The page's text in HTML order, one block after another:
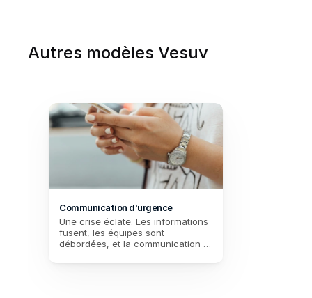
Autres modèles Vesuv
Communication d'urgence
Une crise éclate. Les informations
fusent, les équipes sont
débordées, et la communication
moments critiques, chaque minute